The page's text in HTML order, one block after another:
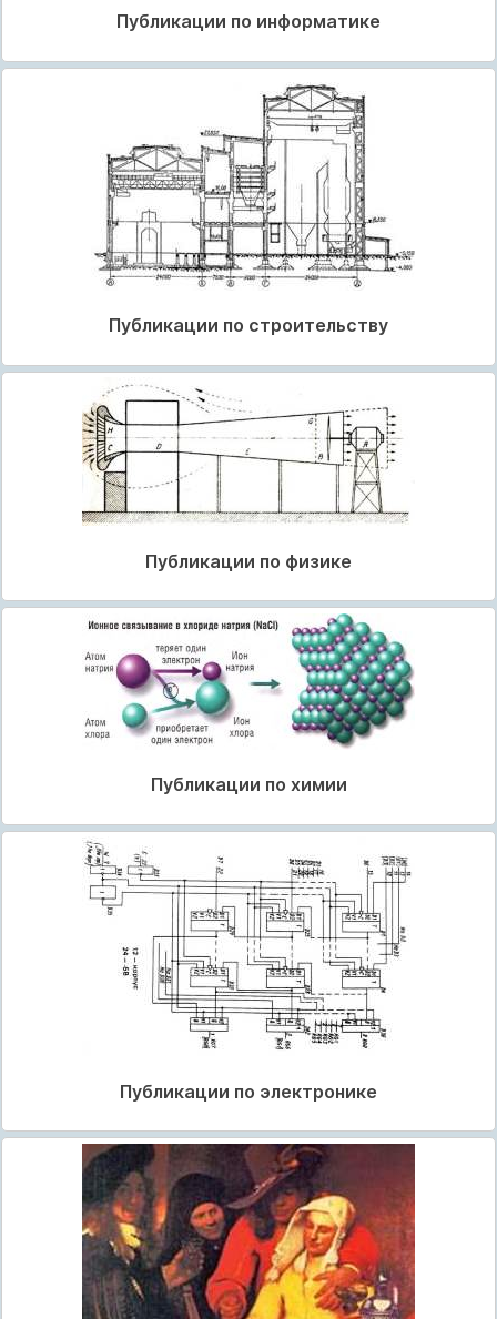
Публикации по информатике
Публикации по строительству
Публикации по физике
Публикации по химии
Публикации по электронике